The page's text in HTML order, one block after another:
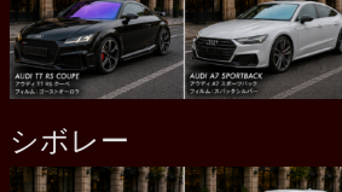
シボレー